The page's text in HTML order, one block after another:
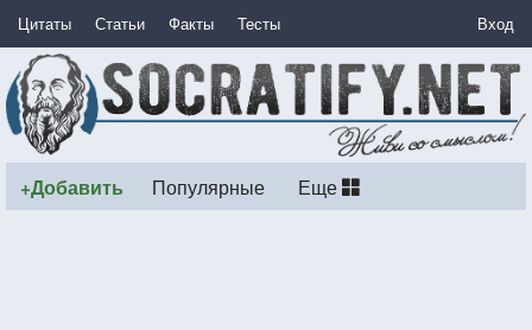
Цитаты Статьи Факты Тесты Вход
+Добавить Популярные Еще